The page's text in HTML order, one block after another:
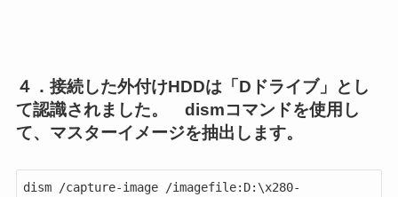
４．接続した外付けHDDは「Dドライブ」とし
て認識されました。 dismコマンドを使用し
て、マスターイメージを抽出します。
dism /capture-image /imagefile:D:\x280-